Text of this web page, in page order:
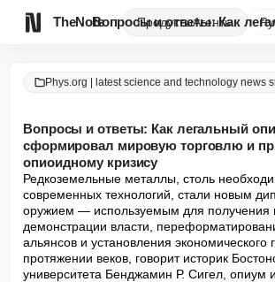
TheNote ПродуктыАгенты
Phys.org | latest science and technology news
Вопросы и ответы: Как легальный
сформировал мировую торговлю и
опиоидному кризису
Редкоземельные металлы, столь
современных технологий, стали новым
оружием — используемым для получения
демонстрации власти,
альянсов и установления экономического
протяжении веков, говорит историк
университета Бенджамин Р. Сигел, опиум